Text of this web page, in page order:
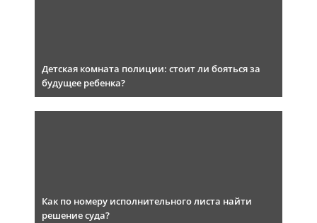
Детская комната полиции: стоит ли бояться за
будущее ребенка?
Как по номеру исполнительного листа найти
решение суда?